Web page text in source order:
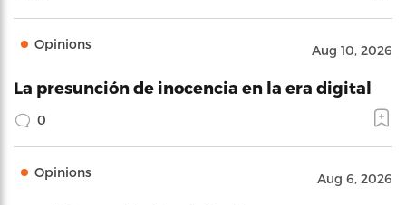
Opinions Aug 10, 2026
La presunción de inocencia en la era digital
0
Opinions Aug 6, 2026